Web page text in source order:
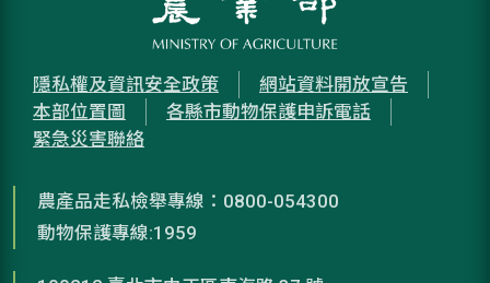
隱私權及資訊安全政策
網站資料開放宣告
本部位置圖
各縣市動物保護申訴電話
緊急災害聯絡
農產品走私檢舉專線：0800-054300
動物保護專線:1959